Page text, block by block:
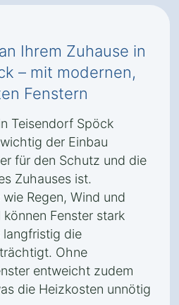
Ihrem Zuhause in
– mit modernen,
Fenstern
Teisendorf Spöck
der Einbau
für den Schutz und die
Zuhauses ist.
Regen, Wind und
Fenster stark
langfristig die
Ohne
entweicht zudem
die Heizkosten unnötig